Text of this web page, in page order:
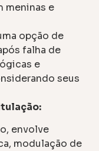
meninas e
opção de
falha de
e
seus
envolve
modulação de